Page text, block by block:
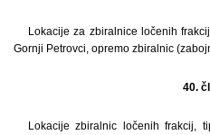
Lokacije za zbiralnice ločenih
Gornji Petrovci, opremo zbiralnic
40.
Lokacije zbiralnic ločenih frakcij,